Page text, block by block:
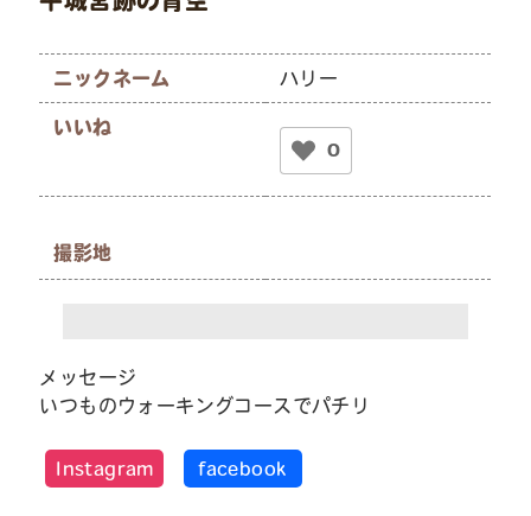
ニックネーム ハリー
いいね
0
撮影地
メッセージ
いつものウォーキングコースでパチリ
Instagram facebook